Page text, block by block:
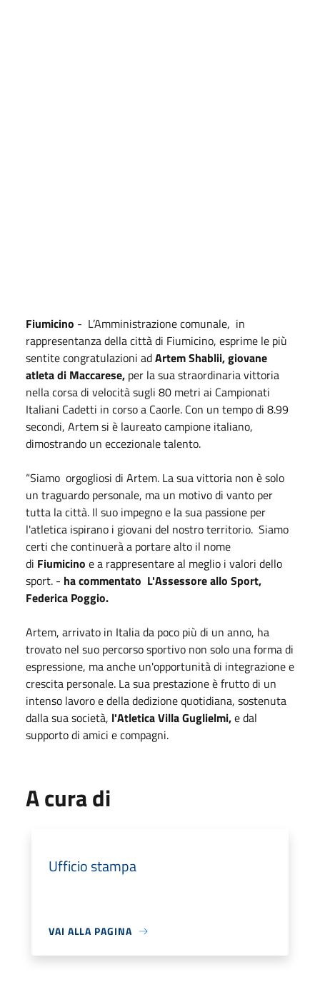
Fiumicino - L’Amministrazione comunale, in
rappresentanza della città di Fiumicino, esprime le più
sentite congratulazioni adArtem Shablii, giovane
atleta di Maccarese, per la sua straordinaria vittoria
nella corsa di velocità sugli 80 metri ai Campionati
Italiani Cadetti in corso a Caorle. Con un tempo di 8.99
secondi, Artem si è laureato campione italiano,
dimostrando un eccezionale talento.
“Siamo orgogliosi di Artem. La sua vittoria non è solo
un traguardo personale, ma un motivo di vanto per
tutta la città. Il suo impegno e la sua passione per
l'atletica ispirano i giovani del nostro territorio. Siamo
certi che continuerà a portare alto il nome
di Fiumicino e a rappresentare al meglio i valori dello
sport. - ha commentato L'Assessore allo Sport,
Federica Poggio.
Artem, arrivato in Italia da poco più di un anno, ha
trovato nel suo percorso sportivo non solo una forma di
espressione, ma anche un'opportunità di integrazione e
crescita personale. La sua prestazione è frutto di un
intenso lavoro e della dedizione quotidiana, sostenuta
dalla sua società, l'Atletica Villa Guglielmi,e dal
supporto di amici e compagni.
A cura di
Ufficio stampa
VAI ALLA PAGINA